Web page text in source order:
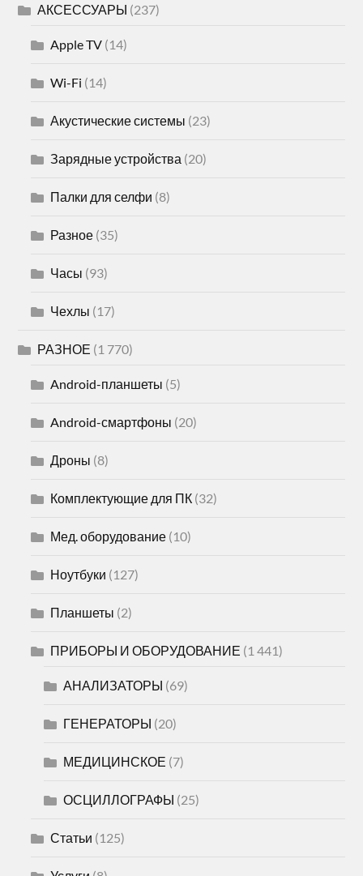
АКСЕССУАРЫ (237)
Apple TV (14)
Wi-Fi (14)
Акустические системы (23)
Зарядные устройства (20)
Палки для селфи (8)
Разное (35)
Часы (93)
Чехлы (17)
РАЗНОЕ (1 770)
Android-планшеты (5)
Android-смартфоны (20)
Дроны (8)
Комплектующие для ПК (32)
Мед. оборудование (10)
Ноутбуки (127)
Планшеты (2)
ПРИБОРЫ И ОБОРУДОВАНИЕ (1 441)
АНАЛИЗАТОРЫ (69)
ГЕНЕРАТОРЫ (20)
МЕДИЦИНСКОЕ (7)
ОСЦИЛЛОГРАФЫ (25)
Статьи (125)